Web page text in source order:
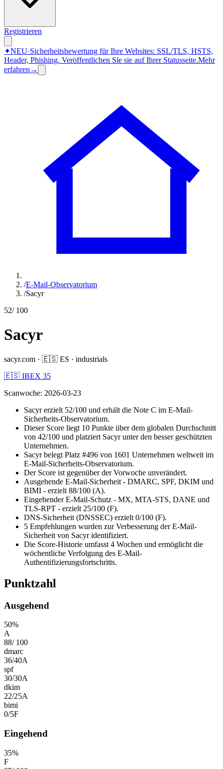
Registrieren
✦NEU·Sicherheitsbewertung für Ihre Websites: SSL/TLS, HSTS,
Header, Phishing. Veröffentlichen Sie sie auf Ihrer Statusseite.Mehr
erfahren →
/E-Mail-Observatorium
/Sacyr
52/ 100
Sacyr
sacyr.com · 🇪🇸 ES · industrials
🇪🇸 IBEX 35
Scanwoche: 2026-03-23
Sacyr erzielt 52/100 und erhält die Note C im E-Mail-
Sicherheits-Observatorium.
Dieser Score liegt 10 Punkte über dem globalen Durchschnitt
von 42/100 und platziert Sacyr unter den besser geschützten
Unternehmen.
Sacyr belegt Platz #496 von 1601 Unternehmen weltweit im
E-Mail-Sicherheits-Observatorium.
Der Score ist gegenüber der Vorwoche unverändert.
Ausgehende E-Mail-Sicherheit - DMARC, SPF, DKIM und
BIMI - erzielt 88/100 (A).
Eingehender E-Mail-Schutz - MX, MTA-STS, DANE und
TLS-RPT - erzielt 25/100 (F).
DNS-Sicherheit (DNSSEC) erzielt 0/100 (F).
5 Empfehlungen wurden zur Verbesserung der E-Mail-
Sicherheit von Sacyr identifiziert.
Die Score-Historie umfasst 4 Wochen und ermöglicht die
wöchentliche Verfolgung des E-Mail-
Authentifizierungsfortschritts.
Punktzahl
Ausgehend
50%
A
88/ 100
dmarc
36/40A
spf
30/30A
dkim
22/25A
bimi
0/5F
Eingehend
35%
F